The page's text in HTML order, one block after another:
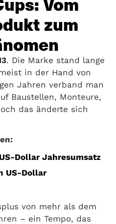
zum
. Die Marke stand lange
in der Hand von
Jahren verband man
Baustellen, Monteure,
das änderte sich
Dollar Jahresumsatz
US-Dollar
von mehr als dem
– ein Tempo, das